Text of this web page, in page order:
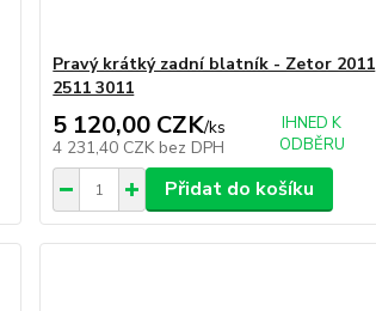
Pravý krátký zadní blatník - Zetor 2011
2511 3011
5 120,00 CZK/ks
4 231,40 CZK bez DPH
IHNED K
ODBĚRU
Přidat do košíku